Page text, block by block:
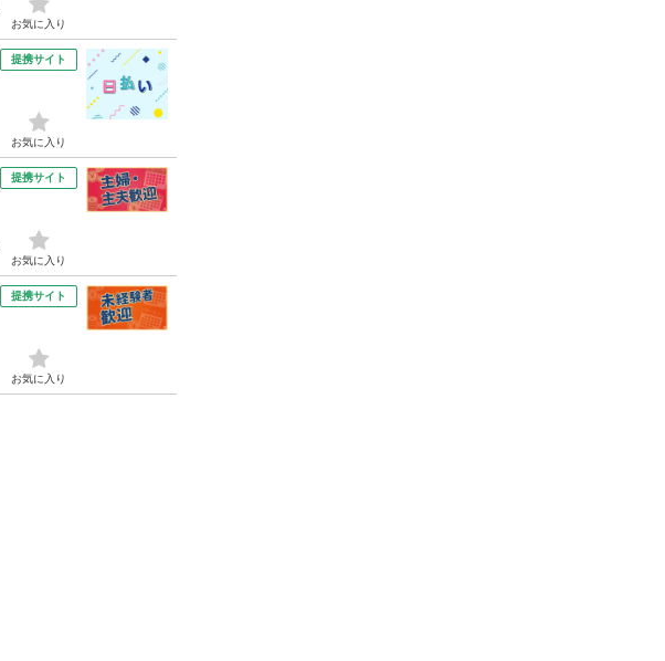
お気に入り
提携サイト
お気に入り
提携サイト
お気に入り
提携サイト
お気に入り